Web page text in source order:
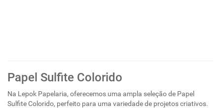
Papel Sulfite Colorido
Na Lepok Papelaria, oferecemos uma ampla seleção de Papel
Sulfite Colorido, perfeito para uma variedade de projetos criativos.